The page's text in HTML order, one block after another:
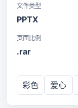
文件类型
PPTX
页面比例
.rar
彩色 爱心